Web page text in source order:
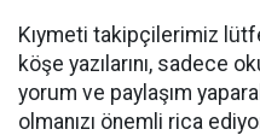
Kıymeti takipçilerimiz
köşe yazılarını, sadece
yorum ve paylaşım
olmanızı önemli rica